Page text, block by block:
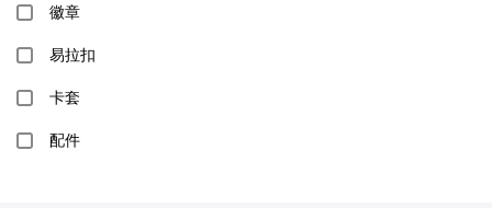
徽章
易拉扣
卡套
配件